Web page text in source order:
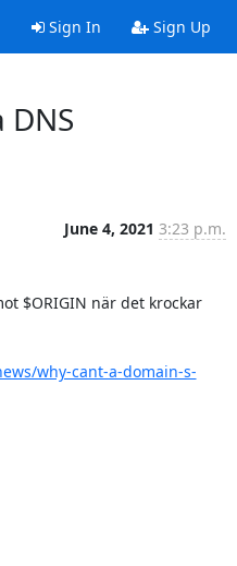
Sign In Sign Up
DNS
June 4, 2021 3:23 p.m.
$ORIGIN när det krockar
why-cant-a-domain-s-